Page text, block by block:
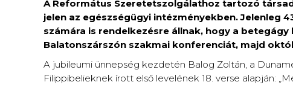
A Református Szeretetszolgálathoz tartozó
jelen az egészségügyi intézményekben.
számára is rendelkezésre állnak, hogy a
Balatonszárszón szakmai konferenciát, majd
A jubileumi ünnepség kezdetén Balog Zoltán, a
Filippibelieknek írott első levelének 18. verse alapján: